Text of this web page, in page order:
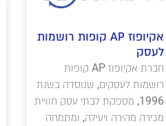
אקיופוז AP קופות רושמות
לעסק
חברת אקיופוז AP קופות
רושמות לעסקים, שנוסדה בשנת
1996, מספקת לבתי עסק חוויית
מכירה מהירה ויעילה, ומתמחה